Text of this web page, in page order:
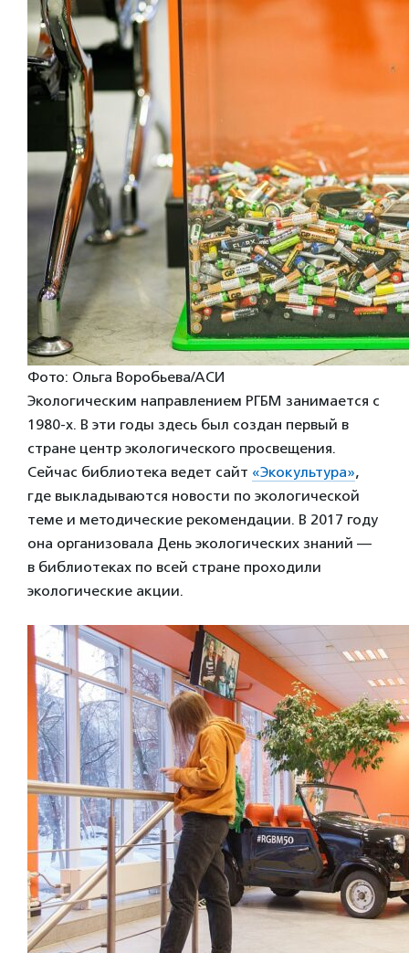
Фото: Ольга Воробьева/АСИ
Экологическим направлением РГБМ занимается с
1980-х. В эти годы здесь был создан первый в
стране центр экологического просвещения.
Сейчас библиотека ведет сайт «Экокультура»,
где выкладываются новости по экологической
теме и методические рекомендации. В 2017 году
она организовала День экологических знаний —
в библиотеках по всей стране проходили
экологические акции.